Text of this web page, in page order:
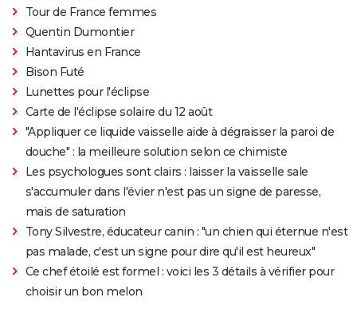
Tour de France femmes
Quentin Dumontier
Hantavirus en France
Bison Futé
Lunettes pour l'éclipse
Carte de l'éclipse solaire du 12 août
"Appliquer ce liquide vaisselle aide à dégraisser la paroi de
douche" : la meilleure solution selon ce chimiste
Les psychologues sont clairs : laisser la vaisselle sale
s'accumuler dans l'évier n'est pas un signe de paresse,
mais de saturation
Tony Silvestre, éducateur canin : "un chien qui éternue n'est
pas malade, c'est un signe pour dire qu'il est heureux"
Ce chef étoilé est formel : voici les 3 détails à vérifier pour
choisir un bon melon